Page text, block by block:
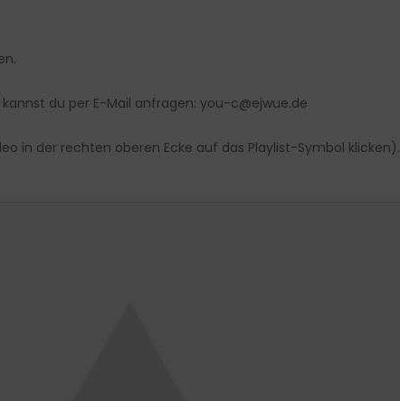
du per E-Mail anfragen: you-c@ejwue.de
in der rechten oberen Ecke auf das Playlist-Symbol klicken).